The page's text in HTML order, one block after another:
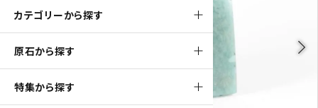
カテゴリーから探す
原石から探す
特集から探す
arrow_back_ios arrow_forward_ios